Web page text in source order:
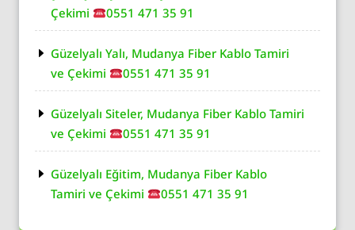
Çekimi
0551 471 35 91
Güzelyalı Yalı, Mudanya Fiber Kablo Tamiri
ve Çekimi
0551 471 35 91
Güzelyalı Siteler, Mudanya Fiber Kablo Tamiri
ve Çekimi
0551 471 35 91
Güzelyalı Eğitim, Mudanya Fiber Kablo
Tamiri ve Çekimi
0551 471 35 91